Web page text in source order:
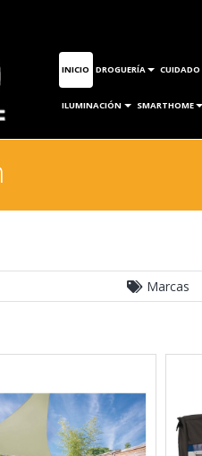
INICIO DROGUERÍA CUIDADO
ILUMINACIÓN SMARTHOME
Marcas